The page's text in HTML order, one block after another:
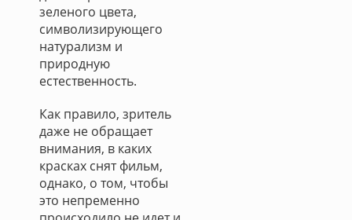
зеленого цвета,
символизирующего
натурализм и
природную
естественность.
Как правило, зритель
даже не обращает
внимания, в каких
красках снят фильм,
однако, о том, чтобы
это непременно